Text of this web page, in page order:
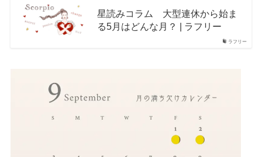
ラフリー
星読みコラム 大型連休から始ま
る5月はどんな月？ | ラフリー